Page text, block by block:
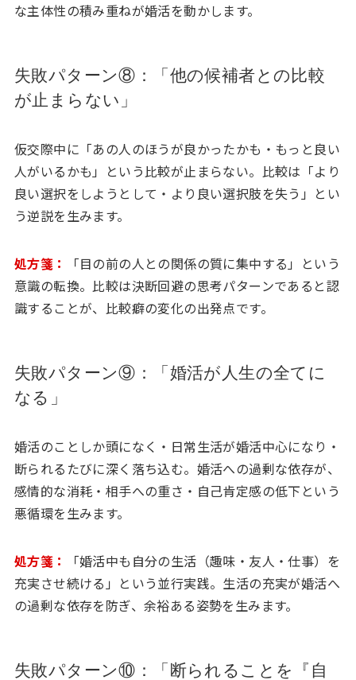
な主体性の積み重ねが婚活を動かします。
失敗パターン⑧：「他の候補者との比較
が止まらない」
仮交際中に「あの人のほうが良かったかも・もっと良い
人がいるかも」という比較が止まらない。比較は「より
良い選択をしようとして・より良い選択肢を失う」とい
う逆説を生みます。
処方箋：
「目の前の人との関係の質に集中する」という
意識の転換。比較は決断回避の思考パターンであると認
識することが、比較癖の変化の出発点です。
失敗パターン⑨：「婚活が人生の全てに
なる」
婚活のことしか頭になく・日常生活が婚活中心になり・
断られるたびに深く落ち込む。婚活への過剰な依存が、
感情的な消耗・相手への重さ・自己肯定感の低下という
悪循環を生みます。
処方箋：
「婚活中も自分の生活（趣味・友人・仕事）を
充実させ続ける」という並行実践。生活の充実が婚活へ
の過剰な依存を防ぎ、余裕ある姿勢を生みます。
失敗パターン⑩：「断られることを『自